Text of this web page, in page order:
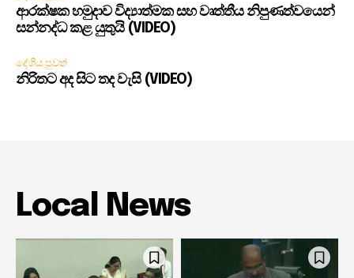
ආරක්ෂක හමුදාව විද්‍යාත්මක සහ වෘත්තීය නිපුණත්වයෙන්
සන්නද්ධ කළ යුතුයි (VIDEO)
දේශීය පුවත්
නිරිතට අද සිට තද වැසි (VIDEO)
Local News